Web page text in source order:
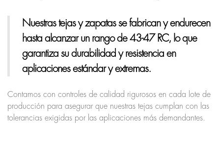
Nuestras tejas y zapatasse fabrican y endurecen
hasta alcanzar un rango de 43-47 RC, lo que
garantiza su durabilidad y resistencia en
aplicaciones estándar y extremas.
Contamos con controles de calidad rigurosos en cada lote de
producción para asegurar que nuestras tejas cumplan con las
tolerancias exigidas por las aplicaciones más demandantes.